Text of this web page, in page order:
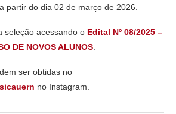
partir do dia 02 de março de 2026.
seleção acessando o Edital Nº 08/2025 –
DE NOVOS ALUNOS
ser obtidas no
no Instagram.